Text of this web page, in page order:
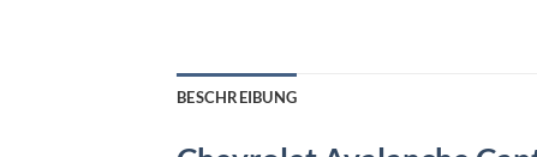
BESCHREIBUNG